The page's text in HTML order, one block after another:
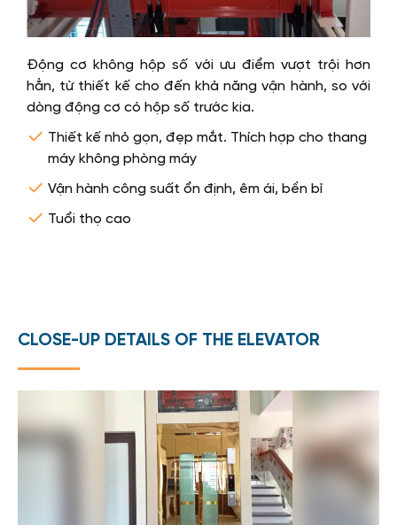
Động cơ không hộp số với ưu điểm vượt trội hơn
hẳn, từ thiết kế cho đến khả năng vận hành, so với
dòng động cơ có hộp số trước kia.
Thiết kế nhỏ gọn, đẹp mắt. Thích hợp cho thang
máy không phòng máy
Vận hành công suất ổn định, êm ái, bền bỉ
Tuổi thọ cao
CLOSE-UP DETAILS OF THE ELEVATOR